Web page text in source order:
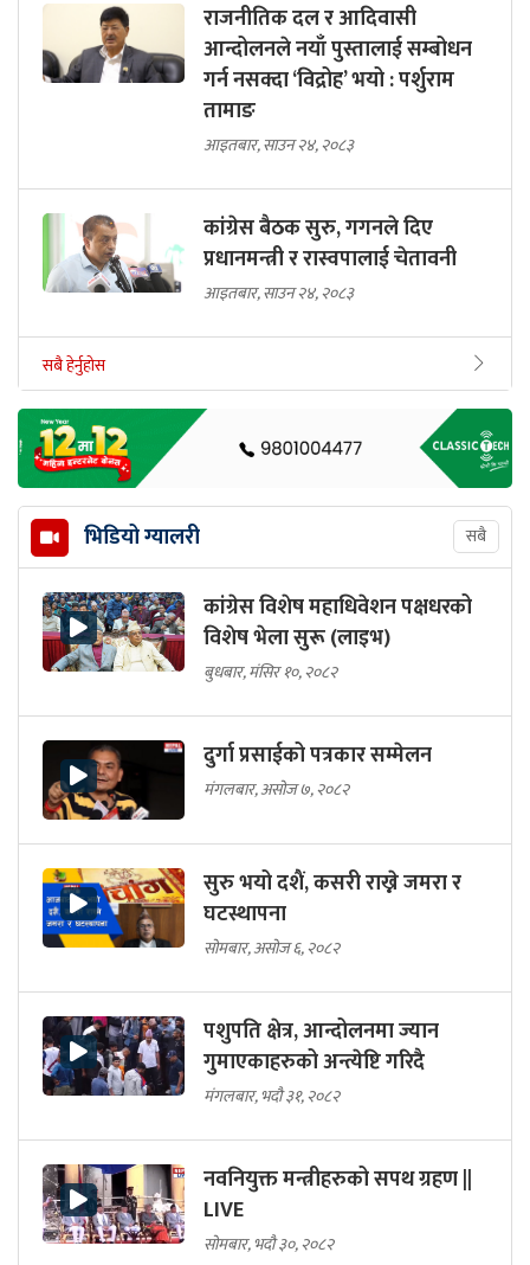
राजनीतिक दल र आदिवासी
आन्दोलनले नयाँ पुस्तालाई सम्बोधन
गर्न नसक्दा ‘विद्रोह’ भयो : पर्शुराम
तामाङ
आइतबार, साउन २४, २०८३
कांग्रेस बैठक सुरु, गगनले दिए
प्रधानमन्त्री र रास्वपालाई चेतावनी
आइतबार, साउन २४, २०८३
सबै हेर्नुहोस
भिडियो ग्यालरी सबै
कांग्रेस विशेष महाधिवेशन पक्षधरको
विशेष भेला सुरू (लाइभ)
बुधबार, मंसिर १०, २०८२
दुर्गा प्रसाईको पत्रकार सम्मेलन
मंगलबार, असोज ७, २०८२
सुरु भयो दशैं, कसरी राख्ने जमरा र
घटस्थापना
सोमबार, असोज ६, २०८२
पशुपति क्षेत्र, आन्दोलनमा ज्यान
गुमाएकाहरुको अन्त्येष्टि गरिदै
मंगलबार, भदौ ३१, २०८२
नवनियुक्त मन्त्रीहरुको सपथ ग्रहण ||
LIVE
सोमबार, भदौ ३०, २०८२